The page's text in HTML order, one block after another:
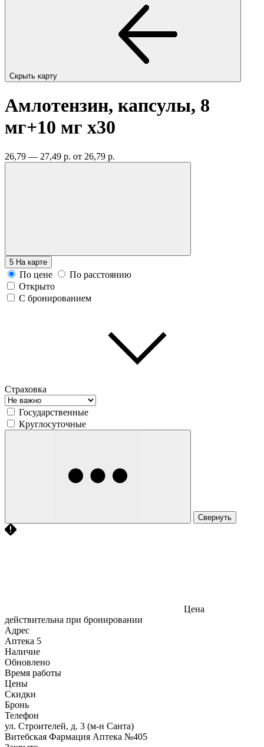
Скрыть карту
Амлотензин, капсулы, 8
мг+10 мг x30
26,79 — 27,49 р. от 26,79 р.
5 На карте
По цене
По расстоянию
Открыто
С бронированием
Страховка
Государственные
Круглосуточные
Свернуть
Цена
действительна при бронировании
Адрес
Аптека 5
Наличие
Обновлено
Время работы
Цены
Скидки
Бронь
Телефон
ул. Строителей, д. 3 (м-н Санта)
Витебская Фармация Аптека №405